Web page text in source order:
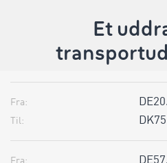
Et
Fra:
Til: